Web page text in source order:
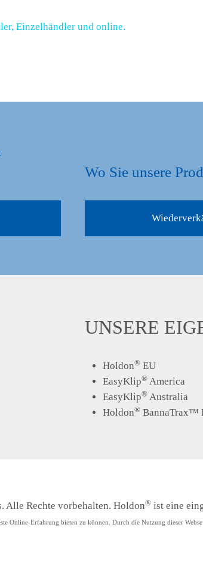
Einzelhändler und online.
Wo Sie unsere
UNSERE
Holdon®EU
EasyKlip®America
EasyKlip®Australia
Holdon®BannaTrax™
Alle Rechte vorbehalten. Holdon® ist eine
Online-Erfahrung bieten zu können. Durch die Nutzung dieser